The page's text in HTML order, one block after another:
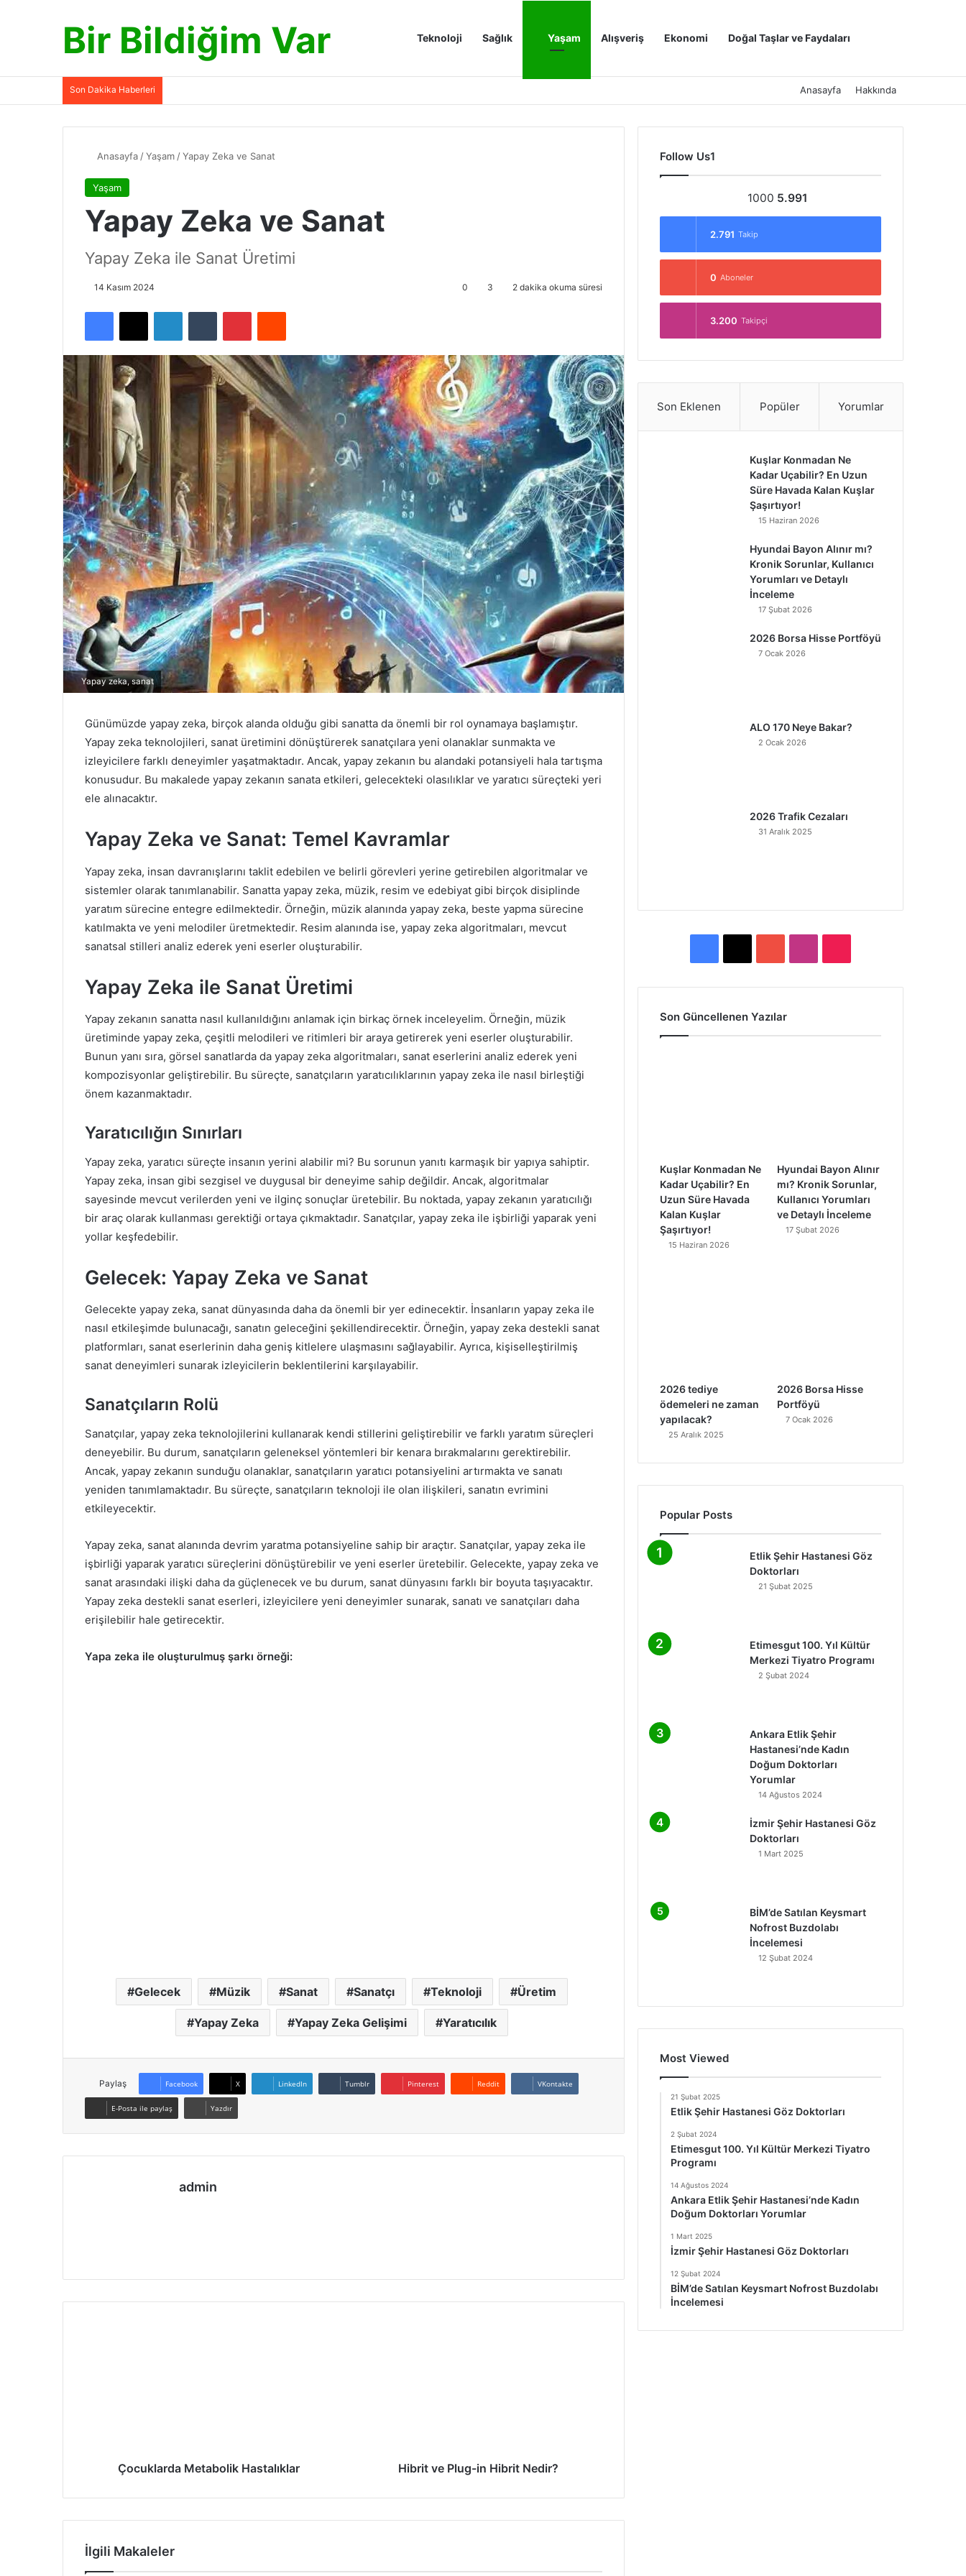
Bir Bildiğim Var Anasayfa
Teknoloji Sağlık Yaşam Alışveriş Ekonomi Doğal Taşlar ve Faydaları
Son Dakika Haberleri Anasayfa Hakkında
Anasayfa /Yaşam /Yapay Zeka ve Sanat
Yaşam
Yapay Zeka ve Sanat
Yapay Zeka ile Sanat Üretimi
14 Kasım 2024 0 3 2 dakika okuma süresi
Yapay zeka, sanat
Günümüzde yapay zeka, birçok alanda olduğu gibi sanatta da önemli bir rol oynamaya başlamıştır.
Yapay zeka teknolojileri, sanat üretimini dönüştürerek sanatçılara yeni olanaklar sunmakta ve
izleyicilere farklı deneyimler yaşatmaktadır. Ancak, yapay zekanın bu alandaki potansiyeli hala tartışma
konusudur. Bu makalede yapay zekanın sanata etkileri, gelecekteki olasılıklar ve yaratıcı süreçteki yeri
ele alınacaktır.
Yapay Zeka ve Sanat: Temel Kavramlar
Yapay zeka, insan davranışlarını taklit edebilen ve belirli görevleri yerine getirebilen algoritmalar ve
sistemler olarak tanımlanabilir. Sanatta yapay zeka, müzik, resim ve edebiyat gibi birçok disiplinde
yaratım sürecine entegre edilmektedir. Örneğin, müzik alanında yapay zeka, beste yapma sürecine
katılmakta ve yeni melodiler üretmektedir. Resim alanında ise, yapay zeka algoritmaları, mevcut
sanatsal stilleri analiz ederek yeni eserler oluşturabilir.
Yapay Zeka ile Sanat Üretimi
Yapay zekanın sanatta nasıl kullanıldığını anlamak için birkaç örnek inceleyelim. Örneğin, müzik
üretiminde yapay zeka, çeşitli melodileri ve ritimleri bir araya getirerek yeni eserler oluşturabilir.
Bunun yanı sıra, görsel sanatlarda da yapay zeka algoritmaları, sanat eserlerini analiz ederek yeni
kompozisyonlar geliştirebilir. Bu süreçte, sanatçıların yaratıcılıklarının yapay zeka ile nasıl birleştiği
önem kazanmaktadır.
Yaratıcılığın Sınırları
Yapay zeka, yaratıcı süreçte insanın yerini alabilir mi? Bu sorunun yanıtı karmaşık bir yapıya sahiptir.
Yapay zeka, insan gibi sezgisel ve duygusal bir deneyime sahip değildir. Ancak, algoritmalar
sayesinde mevcut verilerden yeni ve ilginç sonuçlar üretebilir. Bu noktada, yapay zekanın yaratıcılığı
bir araç olarak kullanması gerektiği ortaya çıkmaktadır. Sanatçılar, yapay zeka ile işbirliği yaparak yeni
yollar keşfedebilir.
Gelecek: Yapay Zeka ve Sanat
Gelecekte yapay zeka, sanat dünyasında daha da önemli bir yer edinecektir. İnsanların yapay zeka ile
nasıl etkileşimde bulunacağı, sanatın geleceğini şekillendirecektir. Örneğin, yapay zeka destekli sanat
platformları, sanat eserlerinin daha geniş kitlelere ulaşmasını sağlayabilir. Ayrıca, kişiselleştirilmiş
sanat deneyimleri sunarak izleyicilerin beklentilerini karşılayabilir.
Sanatçıların Rolü
Sanatçılar, yapay zeka teknolojilerini kullanarak kendi stillerini geliştirebilir ve farklı yaratım süreçleri
deneyebilir. Bu durum, sanatçıların geleneksel yöntemleri bir kenara bırakmalarını gerektirebilir.
Ancak, yapay zekanın sunduğu olanaklar, sanatçıların yaratıcı potansiyelini artırmakta ve sanatı
yeniden tanımlamaktadır. Bu süreçte, sanatçıların teknoloji ile olan ilişkileri, sanatın evrimini
etkileyecektir.
Yapay zeka, sanat alanında devrim yaratma potansiyeline sahip bir araçtır. Sanatçılar, yapay zeka ile
işbirliği yaparak yaratıcı süreçlerini dönüştürebilir ve yeni eserler üretebilir. Gelecekte, yapay zeka ve
sanat arasındaki ilişki daha da güçlenecek ve bu durum, sanat dünyasını farklı bir boyuta taşıyacaktır.
Yapay zeka destekli sanat eserleri, izleyicilere yeni deneyimler sunarak, sanatı ve sanatçıları daha
erişilebilir hale getirecektir.
Yapa zeka ile oluşturulmuş şarkı örneği:
Gelecek Müzik Sanat Sanatçı Teknoloji Üretim
Yapay Zeka Yapay Zeka Gelişimi Yaratıcılık
Paylaş Facebook X LinkedIn Tumblr Pinterest Reddit VKontakte
E-Posta ile paylaş Yazdır
admin
Çocuklarda Metabolik Hastalıklar Hibrit ve Plug-in Hibrit Nedir?
İlgili Makaleler
Follow Us1
1000 5.991
2.791 Takip
0 Aboneler
3.200 Takipçi
Son Eklenen Popüler Yorumlar
Kuşlar Konmadan Ne
Kadar Uçabilir? En Uzun
Süre Havada Kalan Kuşlar
Şaşırtıyor!
15 Haziran 2026
Hyundai Bayon Alınır mı?
Kronik Sorunlar, Kullanıcı
Yorumları ve Detaylı
İnceleme
17 Şubat 2026
2026 Borsa Hisse Portföyü
7 Ocak 2026
ALO 170 Neye Bakar?
2 Ocak 2026
2026 Trafik Cezaları
31 Aralık 2025
e
T
t
T
Son Güncellenen Yazılar
Kuşlar Konmadan Ne
Kadar Uçabilir? En
Uzun Süre Havada
Kalan Kuşlar
Şaşırtıyor!
15 Haziran 2026
Hyundai Bayon Alınır
mı? Kronik Sorunlar,
Kullanıcı Yorumları
ve Detaylı İnceleme
17 Şubat 2026
2026 tediye
ödemeleri ne zaman
yapılacak?
25 Aralık 2025
2026 Borsa Hisse
Portföyü
7 Ocak 2026
Popular Posts
Etlik Şehir Hastanesi Göz
Doktorları
21 Şubat 2025
Etimesgut 100. Yıl Kültür
Merkezi Tiyatro Programı
2 Şubat 2024
Ankara Etlik Şehir
Hastanesi’nde Kadın
Doğum Doktorları
Yorumlar
14 Ağustos 2024
İzmir Şehir Hastanesi Göz
Doktorları
1 Mart 2025
BİM’de Satılan Keysmart
Nofrost Buzdolabı
İncelemesi
12 Şubat 2024
Most Viewed
21 Şubat 2025
Etlik Şehir Hastanesi Göz Doktorları
2 Şubat 2024
Etimesgut 100. Yıl Kültür Merkezi Tiyatro
Programı
14 Ağustos 2024
Ankara Etlik Şehir Hastanesi’nde Kadın
Doğum Doktorları Yorumlar
1 Mart 2025
İzmir Şehir Hastanesi Göz Doktorları
12 Şubat 2024
BİM’de Satılan Keysmart Nofrost Buzdolabı
İncelemesi